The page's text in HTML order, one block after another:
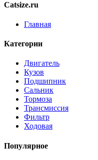
Catsize.ru
Главная
Категории
Двигатель
Кузов
Подшипник
Сальник
Тормоза
Трансмиссия
Фильтр
Ходовая
Популярное